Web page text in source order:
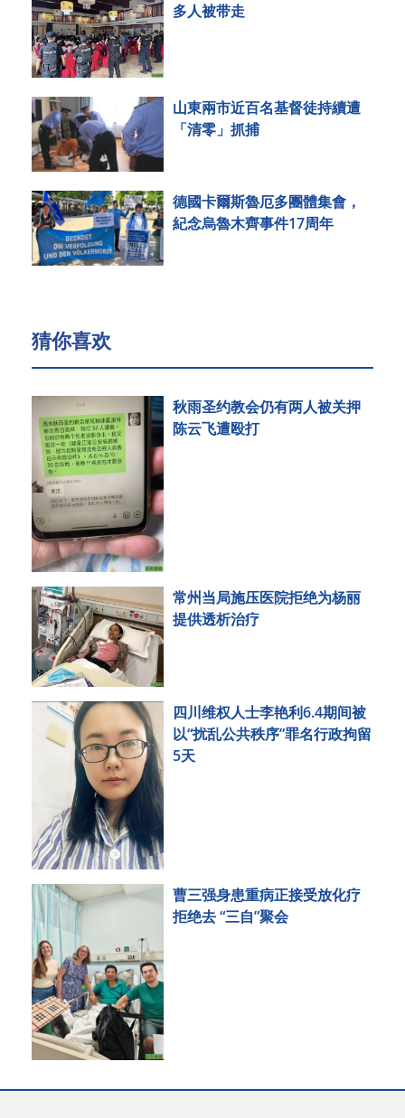
多人被带走
山東兩市近百名基督徒持續遭
「清零」抓捕
德國卡爾斯魯厄多團體集會，
紀念烏魯木齊事件17周年
猜你喜欢
秋雨圣约教会仍有两人被关押
陈云飞遭殴打
常州当局施压医院拒绝为杨丽
提供透析治疗
四川维权人士李艳利6.4期间被
以“扰乱公共秩序”罪名行政拘留
5天
曹三强身患重病正接受放化疗
拒绝去 “三自”聚会